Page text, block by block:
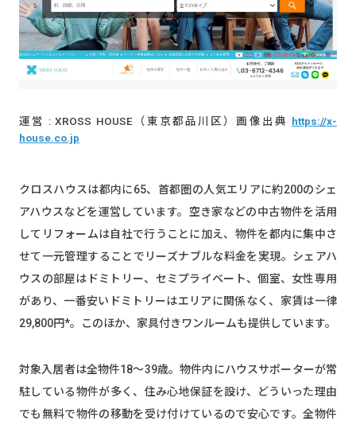
運営 : XROSS HOUSE（東京都品川区）画像出典 https://x-
house.co.jp
クロスハウスは都内に65、首都圏の人気エリアに約200のシェ
アハウスなどを運営しています。空き家などの中古物件を活用
してリフォームは自社で行うことに加え、物件を都内に集中さ
せて一元管理することでリーズナブルな料金を実現。シェアハ
ウスの部屋はドミトリー、セミプライベート、個室、女性専用
があり、一番安いドミトリーはエリアに関係なく、家賃は一律
29,800円*。このほか、家具付きワンルームも提供しています。
対象入居者は全物件18～39歳。物件内にハウスサポーターが常
駐している物件が多く、住み心地保証を設け、どういった理由
でも無料で物件の移動を受け付けているので安心です。全物件